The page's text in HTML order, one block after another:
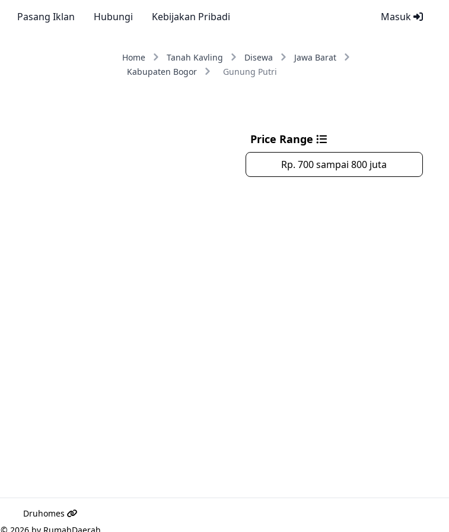
Masuk
Pasang Iklan Hubungi Kebijakan Pribadi
Home Tanah Kavling Disewa
Jawa Barat
Kabupaten Bogor
Gunung Putri
Price Range
Rp. 700 sampai 800 juta
Druhomes